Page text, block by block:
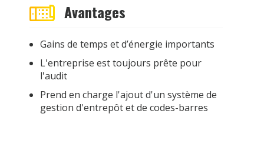
Avantages
Gains de temps et d’énergie importants
L'entreprise est toujours prête pour
l'audit
Prend en charge l'ajout d'un système de
gestion d'entrepôt et de codes-barres